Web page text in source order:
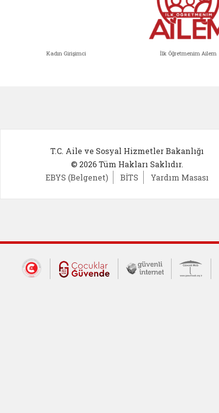
Kadın Girişimci İlk Öğretmenim Ailem
T.C. Aile ve Sosyal Hizmetler Bakanlığı
© 2026 Tüm Hakları Saklıdır.
EBYS (Belgenet)
BİTS Yardım Masası
Dış Bağlantılar
Cumhurbaşkanlığı İletişim Merkezi
Çocuklar Güvende (yeni
Güvenli